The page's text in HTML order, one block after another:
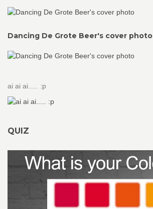
Dancing De Grote Beer's cover photo
ai ai ai..... :p
QUIZ